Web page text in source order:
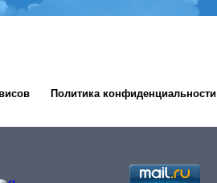
Политика конфиденциальности